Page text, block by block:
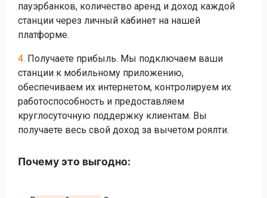
пауэрбанков, количество аренд и доход каждой
станции через личный кабинет на нашей
платформе.
4. Получаете прибыль. Мы подключаем ваши
станции к мобильному приложению,
обеспечиваем их интернетом, контролируем их
работоспособность и предоставляем
круглосуточную поддержку клиентам. Вы
получаете весь свой доход за вычетом роялти.
Почему это выгодно: